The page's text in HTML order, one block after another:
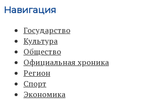
Навигация
Государство
Культура
Общество
Официальная хроника
Регион
Спорт
Экономика